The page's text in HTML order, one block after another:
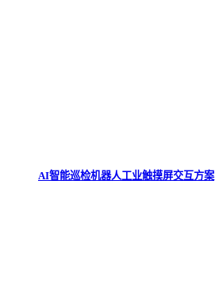
AI智能巡检机器人工业触摸屏交互方案